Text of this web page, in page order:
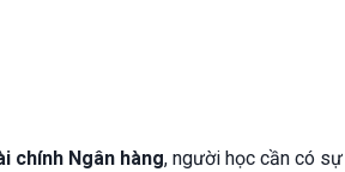
chính Ngân hàng, người học cần có sự